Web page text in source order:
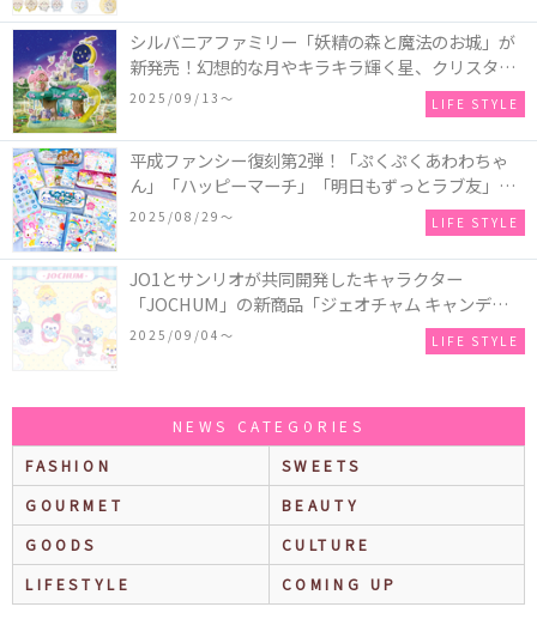
シルバニアファミリー「妖精の森と魔法のお城」が
新発売！幻想的な月やキラキラ輝く星、クリスタル
などの装飾がお城を彩る♡
2025/09/13〜 LIFE STYLE
平成ファンシー復刻第2弾！「ぷくぷくあわわちゃ
ん」「ハッピーマーチ」「明日もずっとラブ友」な
どの「カンペンケース」や「遊べるメモ帳」が発売
2025/08/29〜 LIFE STYLE
JO1とサンリオが共同開発したキャラクター
「JOCHUM」の新商品「ジェオチャム キャンディデ
ザインシリーズ」が発売！一部店舗限定で特別装飾
2025/09/04〜 LIFE STYLE
NEWS CATEGORIES
FASHION
SWEETS
GOURMET
BEAUTY
GOODS
CULTURE
LIFESTYLE
COMING UP